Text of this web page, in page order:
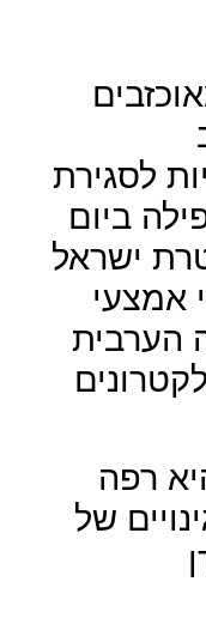
לסגירת
ביום
ישראל
אמצעי
הערבית
רפה
של